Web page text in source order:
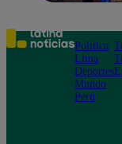
Política
Lima
Deportes
Mundo
Perú